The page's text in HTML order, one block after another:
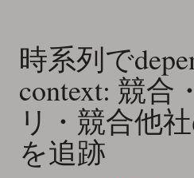
時系列で
context: 競合
リ・競合他
を追跡